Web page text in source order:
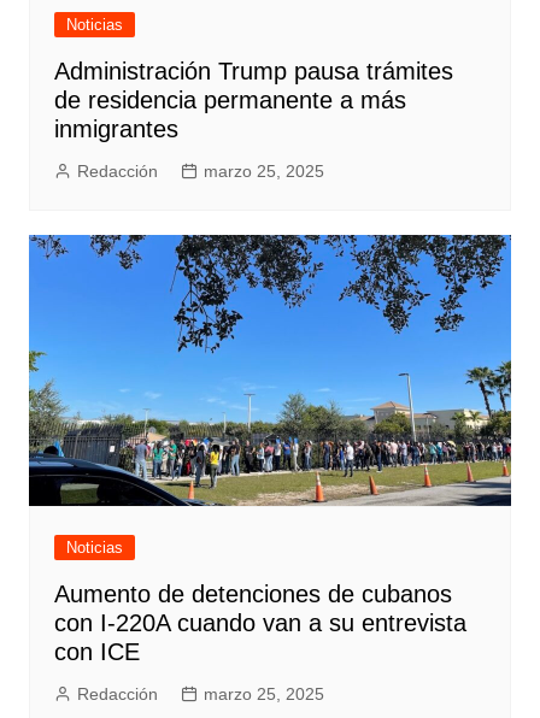
Noticias
Administración Trump pausa trámites
de residencia permanente a más
inmigrantes
Redacción marzo 25, 2025
Noticias
Aumento de detenciones de cubanos
con I-220A cuando van a su entrevista
con ICE
Redacción marzo 25, 2025